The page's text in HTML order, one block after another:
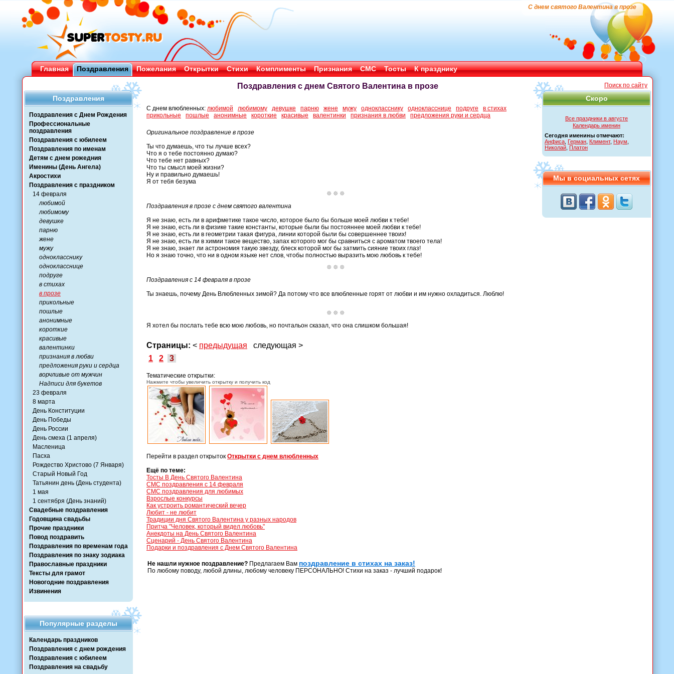
С днем святого Валентина в прозе
Главная Поздравления Пожелания Открытки Стихи Комплименты Признания СМС Тосты К празднику
Поздравления
Поздравления с Днем Рождения
Профессиональные
поздравления
Поздравления с юбилеем
Поздравления по именам
Детям с днем рожедния
Именины (День Ангела)
Акростихи
Поздравления с праздником
14 февраля
любимой
любимому
девушке
парню
жене
мужу
однокласснику
однокласснице
подруге
в стихах
в прозе
прикольные
пошлые
анонимные
короткие
красивые
валентинки
признания в любви
предложения руки и сердца
ворчливые от мужчин
Надписи для букетов
23 февраля
8 марта
День Конституции
День Победы
День России
День смеха (1 апреля)
Масленица
Пасха
Рождество Христово (7 Января)
Старый Новый Год
Татьянин день (День студента)
1 мая
1 сентября (День знаний)
Свадебные поздравления
Годовщина свадьбы
Прочие праздники
Повод поздравить
Поздравления по временам года
Поздравления по знаку зодиака
Православные праздники
Тексты для грамот
Новогодние поздравления
Извинения
Популярные разделы
Календарь праздников
Поздравления с днем рождения
Поздравления с юбилеем
Поздравления на свадьбу
Поиск по сайту
Скоро
Все праздники в августе
Календарь именин
Сегодня именины отмечают:
Анфиса Герман Климент, Наум
Николай Платон
Мы в социальных сетях
Поздравления с днем Святого Валентина в прозе
С днем влюбленных: любимой любимому девушке парню жене мужу однокласснику однокласснице подруге
в стихах
прикольные
пошлые анонимные короткие красивые валентинки признания в любви предложения руки и сердца
Оригинальное поздравление в прозе
Ты что думаешь, что ты лучше всех?
Что я о тебе постоянно думаю?
Что тебе нет равных?
Что ты смысл моей жизни?
Ну и правильно думаешь!
Я от тебя безума
Поздравления в прозе с днем святого валентина
Я не знаю, есть ли в арифметике такое число, которое было бы больше моей любви к тебе!
Я не знаю, есть ли в физике такие константы, которые были бы постояннее моей любви к тебе!
Я не знаю, есть ли в геометрии такая фигура, линии которой были бы совершеннее твоих!
Я не знаю, есть ли в химии такое вещество, запах которого мог бы сравниться с ароматом твоего тела!
Я не знаю, знает ли астрономия такую звезду, блеск которой мог бы затмить сияние твоих глаз!
Но я знаю точно, что ни в одном языке нет слов, чтобы полностью выразить мою любовь к тебе!
Поздравления с 14 февраля в прозе
Ты знаешь, почему День Влюбленных зимой? Да потому что все влюбленные горят от любви и им нужно охладиться. Люблю!
Я хотел бы послать тебе всю мою любовь, но почтальон сказал, что она слишком большая!
Страницы: < предыдущая следующая >
1
2 3
Тематические открытки:
Нажмите чтобы увеличить открытку и получить код
Перейти в раздел открыток Открытки с днем влюбленных
Ещё по теме:
Тосты В День Святого Валентина
СМС поздравления с 14 февраля
СМС поздравления для любимых
Взрослые конкурсы
Как устроить романтический вечер
Любит - не любит
Традиции дня Святого Валентина у разных народов
Притча "Человек, который видел любовь"
Анекдоты на День Святого Валентина
Сценарий - День Святого Валентина
Подарки и поздравления с Днем Святого Валентина
Не нашли нужное поздравление? Предлагаем Вам поздравление в стихах на заказ!
По любому поводу, любой длины, любому человеку ПЕРСОНАЛЬНО! Стихи на заказ - лучший подарок!